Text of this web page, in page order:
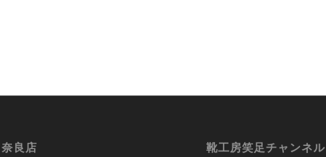
良店 靴工房笑足チャンネル